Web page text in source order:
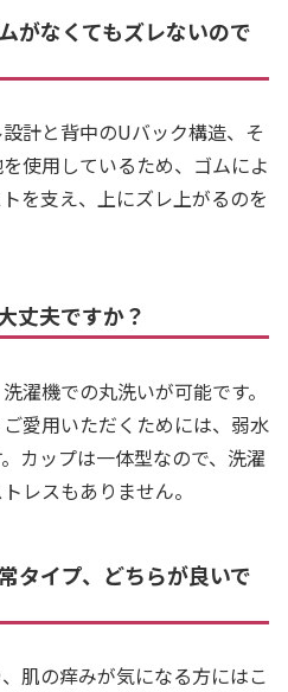
がなくてもズレないので
計と背中のUバック構造、そ
使用しているため、ゴムによ
を支え、上にズレ上がるのを
丈夫ですか？
濯機での丸洗いが可能です。
愛用いただくためには、弱水
カップは一体型なので、洗濯
レスもありません。
タイプ、どちらが良いで
肌の痒みが気になる方にはこ